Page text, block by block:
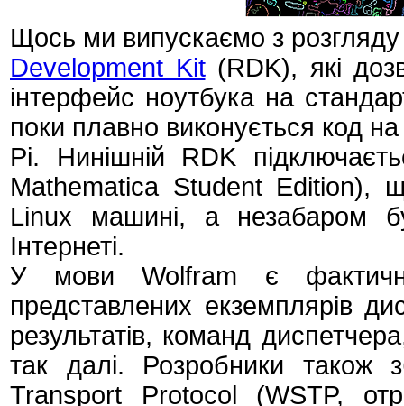
Щось ми випускаємо з
Development Kit(RDK), які
інтерфейс ноутбука на
поки плавно виконується код
Pi. Нинішній RDK
Mathematica Student Edition),
Linux машині, а незабаром
Інтернеті.
У мови Wolfram є
представлених екземплярів
результатів, команд
так далі. Розробники також
Transport Protocol (WSTP,